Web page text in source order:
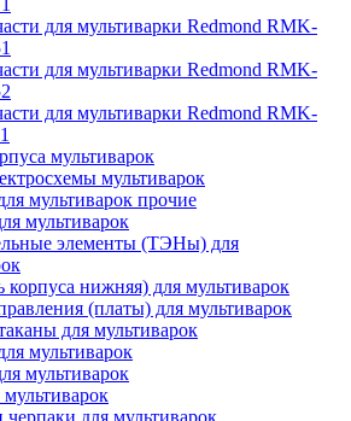
для мультиварки Redmond RMK-
для мультиварки Redmond RMK-
для мультиварки Redmond RMK-
мультиварок
мультиварок
мультиварок прочие
мультиварок
элементы (ТЭНы) для
корпуса нижняя) для мультиварок
(платы) для мультиварок
для мультиварок
мультиварок
мультиварок
для мультиварок